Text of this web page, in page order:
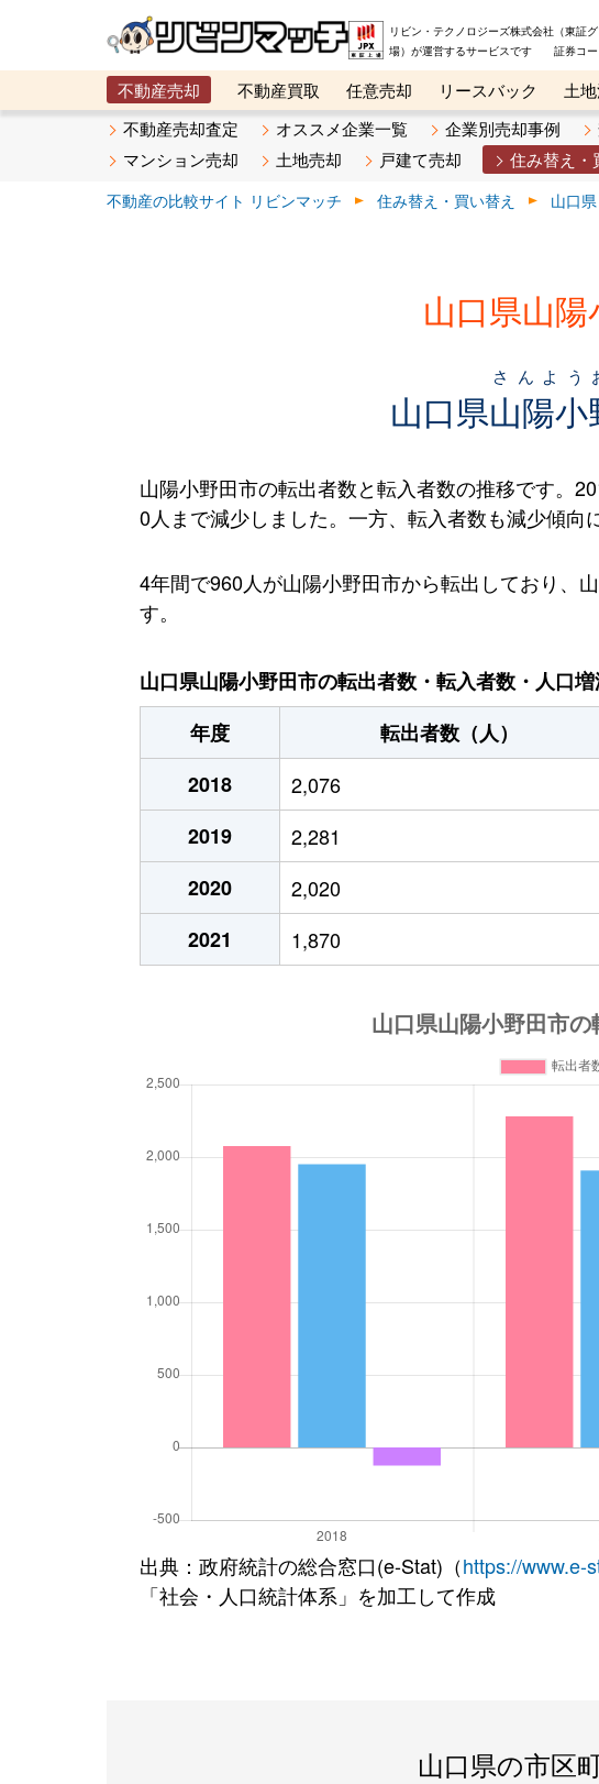
リビン・テクノロジーズ株式会社（東証
場）が運営するサービスです 証券コー
不動産売却 不動産買取 任意売却 リースバック 土
メタ住宅展示場
ベスト不動産カンパニー オンライン講座
不動産売却査定 オススメ企業一覧 企業別売却事例
マンション売却
土地売却 戸建て売却 住み替え・
不動産の比較サイト リビンマッチ 住み替え・買い替え 山口県
山口県山
山口県山陽小
さんよう
山陽小野田市の転出者数と転入者数の推移です。
0人まで減少しました。一方、転入者数も減少傾向
4年間で960人が山陽小野田市から転出しており、
す。
山口県山陽小野田市の転出者数・転入者数・人口増
年度
転出者数（人）
2018
2,076
2019
2,281
2020
2,020
2021
1,870
出典：政府統計の総合窓口(e-Stat)（https://www.e-
「社会・人口統計体系」を加工して作成
山口県の市区